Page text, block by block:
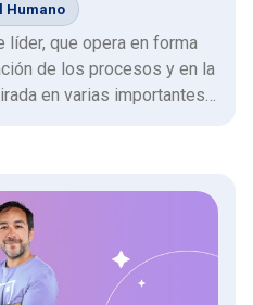
Humano
líder, que opera en forma
de los procesos y en la
en varias importantes